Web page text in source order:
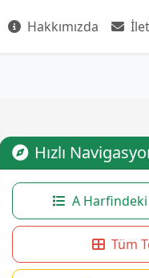
Hakkımızda
Hızlı
A
Tüm